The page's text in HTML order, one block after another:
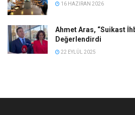
16 HAZIRAN 2026
Ahmet Aras, “Suikast
Değerlendirdi
22 EYLÜL 2025